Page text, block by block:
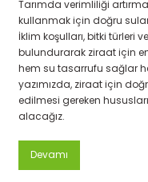
Tarımda verimliliği
kullanmak için doğru
İklim koşulları, bitki türleri
bulundurarak ziraat için
hem su tasarrufu sağlar
yazımızda, ziraat için
edilmesi gereken
alacağız.
Devamı